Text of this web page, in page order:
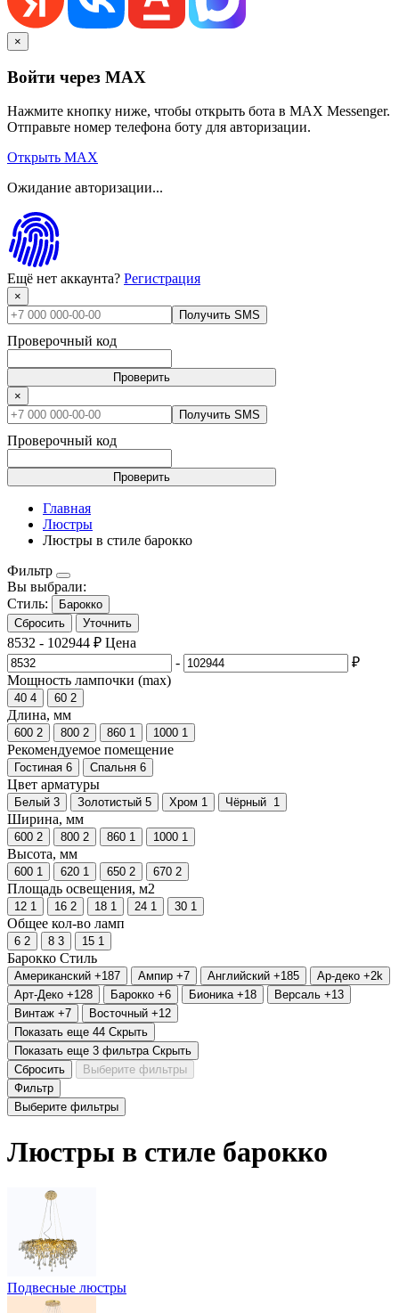
×
Войти через MAX
Нажмите кнопку ниже, чтобы открыть бота в MAX Messenger.
Отправьте номер телефона боту для авторизации.
Открыть MAX
Ожидание авторизации...
Ещё нет аккаунта? Регистрация
×
Получить SMS
Проверочный код
Проверить
×
Получить SMS
Проверочный код
Проверить
Главная
Люстры
Люстры в стиле барокко
Фильтр
Вы выбрали:
Стиль:
Барокко
Сбросить
Уточнить
8532 - 102944 ₽ Цена
-
₽
Мощность лампочки (max)
40 4 60 2
Длина, мм
600 2 800 2 860 1 1000 1
Рекомендуемое помещение
Гостиная 6 Спальня 6
Цвет арматуры
Белый 3 Золотистый 5 Хром 1 Чёрный 1
Ширина, мм
600 2 800 2 860 1 1000 1
Высота, мм
600 1 620 1 650 2 670 2
Площадь освещения, м2
12 1 16 2 18 1 24 1 30 1
Общее кол-во ламп
6 2 8 3 15 1
Барокко Стиль
Американский +187 Ампир +7 Английский +185 Ар-деко +2k
Арт-Деко +128 Барокко +6 Бионика +18 Версаль +13
Винтаж +7 Восточный +12
Показать еще 44 Скрыть
Показать еще 3 фильтра Скрыть
Сбросить
Выберите фильтры
Фильтр
Выберите фильтры
Люстры в стиле барокко
Подвесные люстры